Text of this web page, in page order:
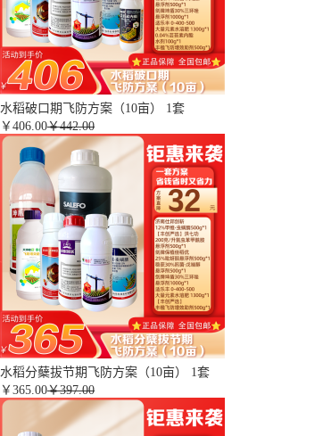
水稻破口期飞防方案（10亩） 1套
￥ 406.00￥442.00
水稻分蘖拔节期飞防方案（10亩） 1套
￥ 365.00￥397.00